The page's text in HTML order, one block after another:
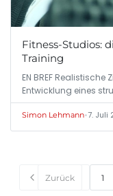
Fitness-Studios:
Training
EN BREF Realistische
Entwicklung eines
Simon Lehmann•7. Juli
Zurück 1